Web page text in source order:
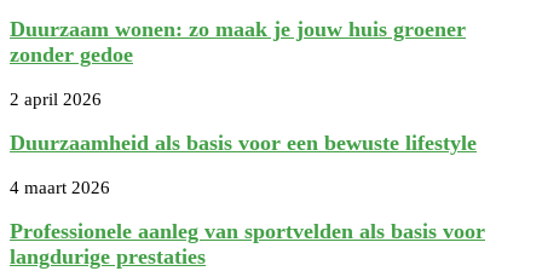
Duurzaam wonen: zo maak je jouw huis groener
zonder gedoe
2 april 2026
Duurzaamheid als basis voor een bewuste lifestyle
4 maart 2026
Professionele aanleg van sportvelden als basis voor
langdurige prestaties